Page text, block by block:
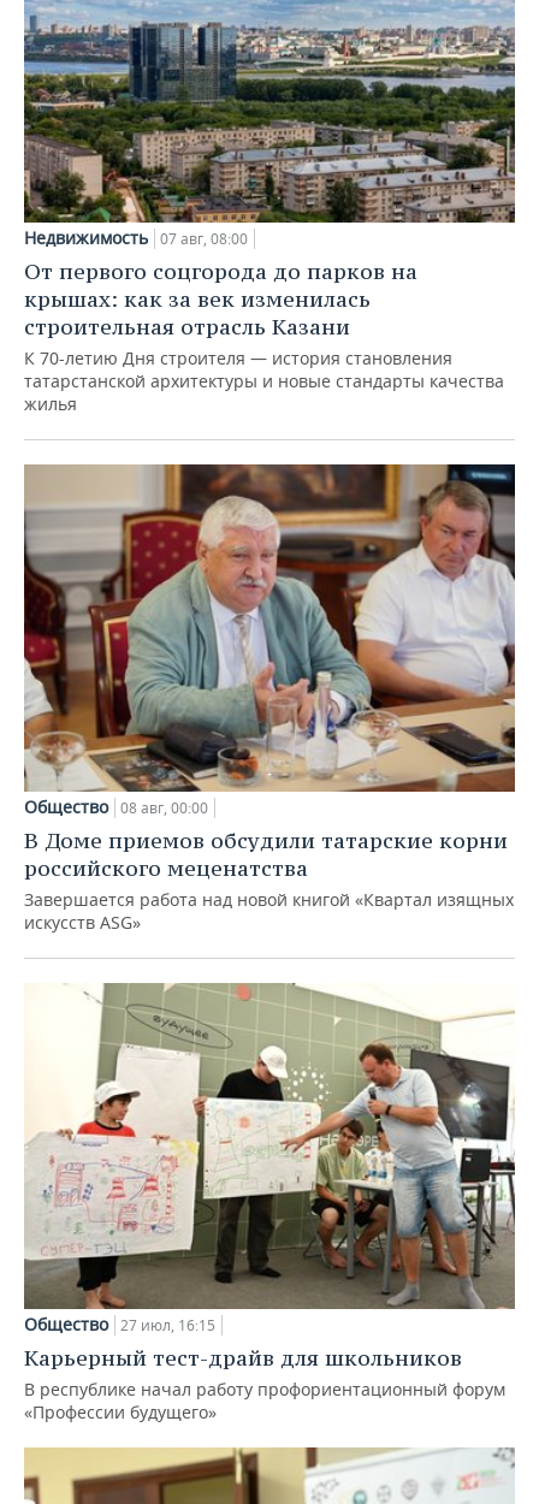
Недвижимость 07 авг, 08:00
От первого соцгорода до парков на
крышах: как за век изменилась
строительная отрасль Казани
К 70-летию Дня строителя — история становления
татарстанской архитектуры и новые стандарты качества
жилья
Общество 08 авг, 00:00
В Доме приемов обсудили татарские корни
российского меценатства
Завершается работа над новой книгой «Квартал изящных
искусств ASG»
Общество 27 июл, 16:15
Карьерный тест-драйв для школьников
В республике начал работу профориентационный форум
«Профессии будущего»